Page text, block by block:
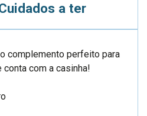
a ter
complemento perfeito para
com a casinha!